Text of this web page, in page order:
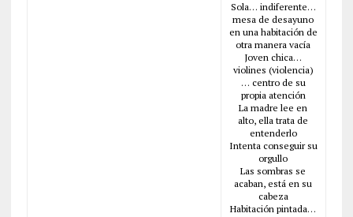
Sola… indiferente…
mesa de desayuno
en una habitación de
otra manera vacía
Joven chica…
violines (violencia)
… centro de su
propia atención
La madre lee en
alto, ella trata de
entenderlo
Intenta conseguir su
orgullo
Las sombras se
acaban, está en su
cabeza
Habitación pintada…